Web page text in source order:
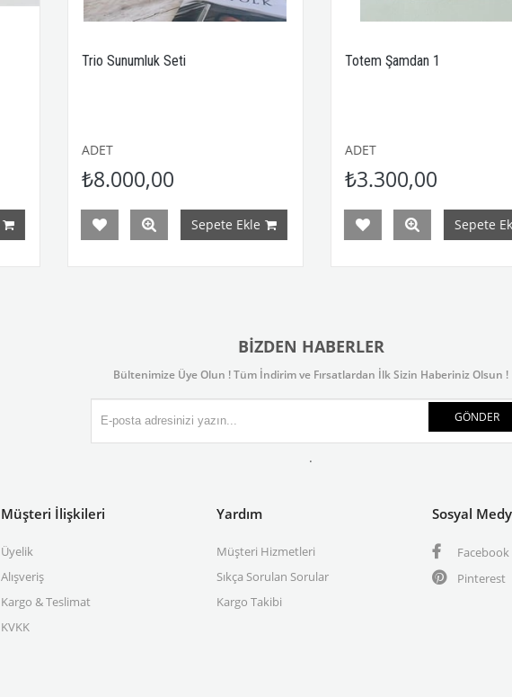
Trio Sunumluk Seti
₺8.000,00
Sepete Ekle
Totem Şamdan 1
₺3.300,00
Sepete Ekle
BIZDEN HABERLER
Bültenimize Üye Olun ! Tüm İndirim ve Fırsatlardan İlk Sizin Haberiniz Olsun !
GÖNDER
.
Müşteri İlişkileri
Üyelik
Alışveriş
Kargo & Teslimat
KVKK
Yardım
Müşteri Hizmetleri
Sıkça Sorulan Sorular
Kargo Takibi
Sosyal
Facebook
Pinterest